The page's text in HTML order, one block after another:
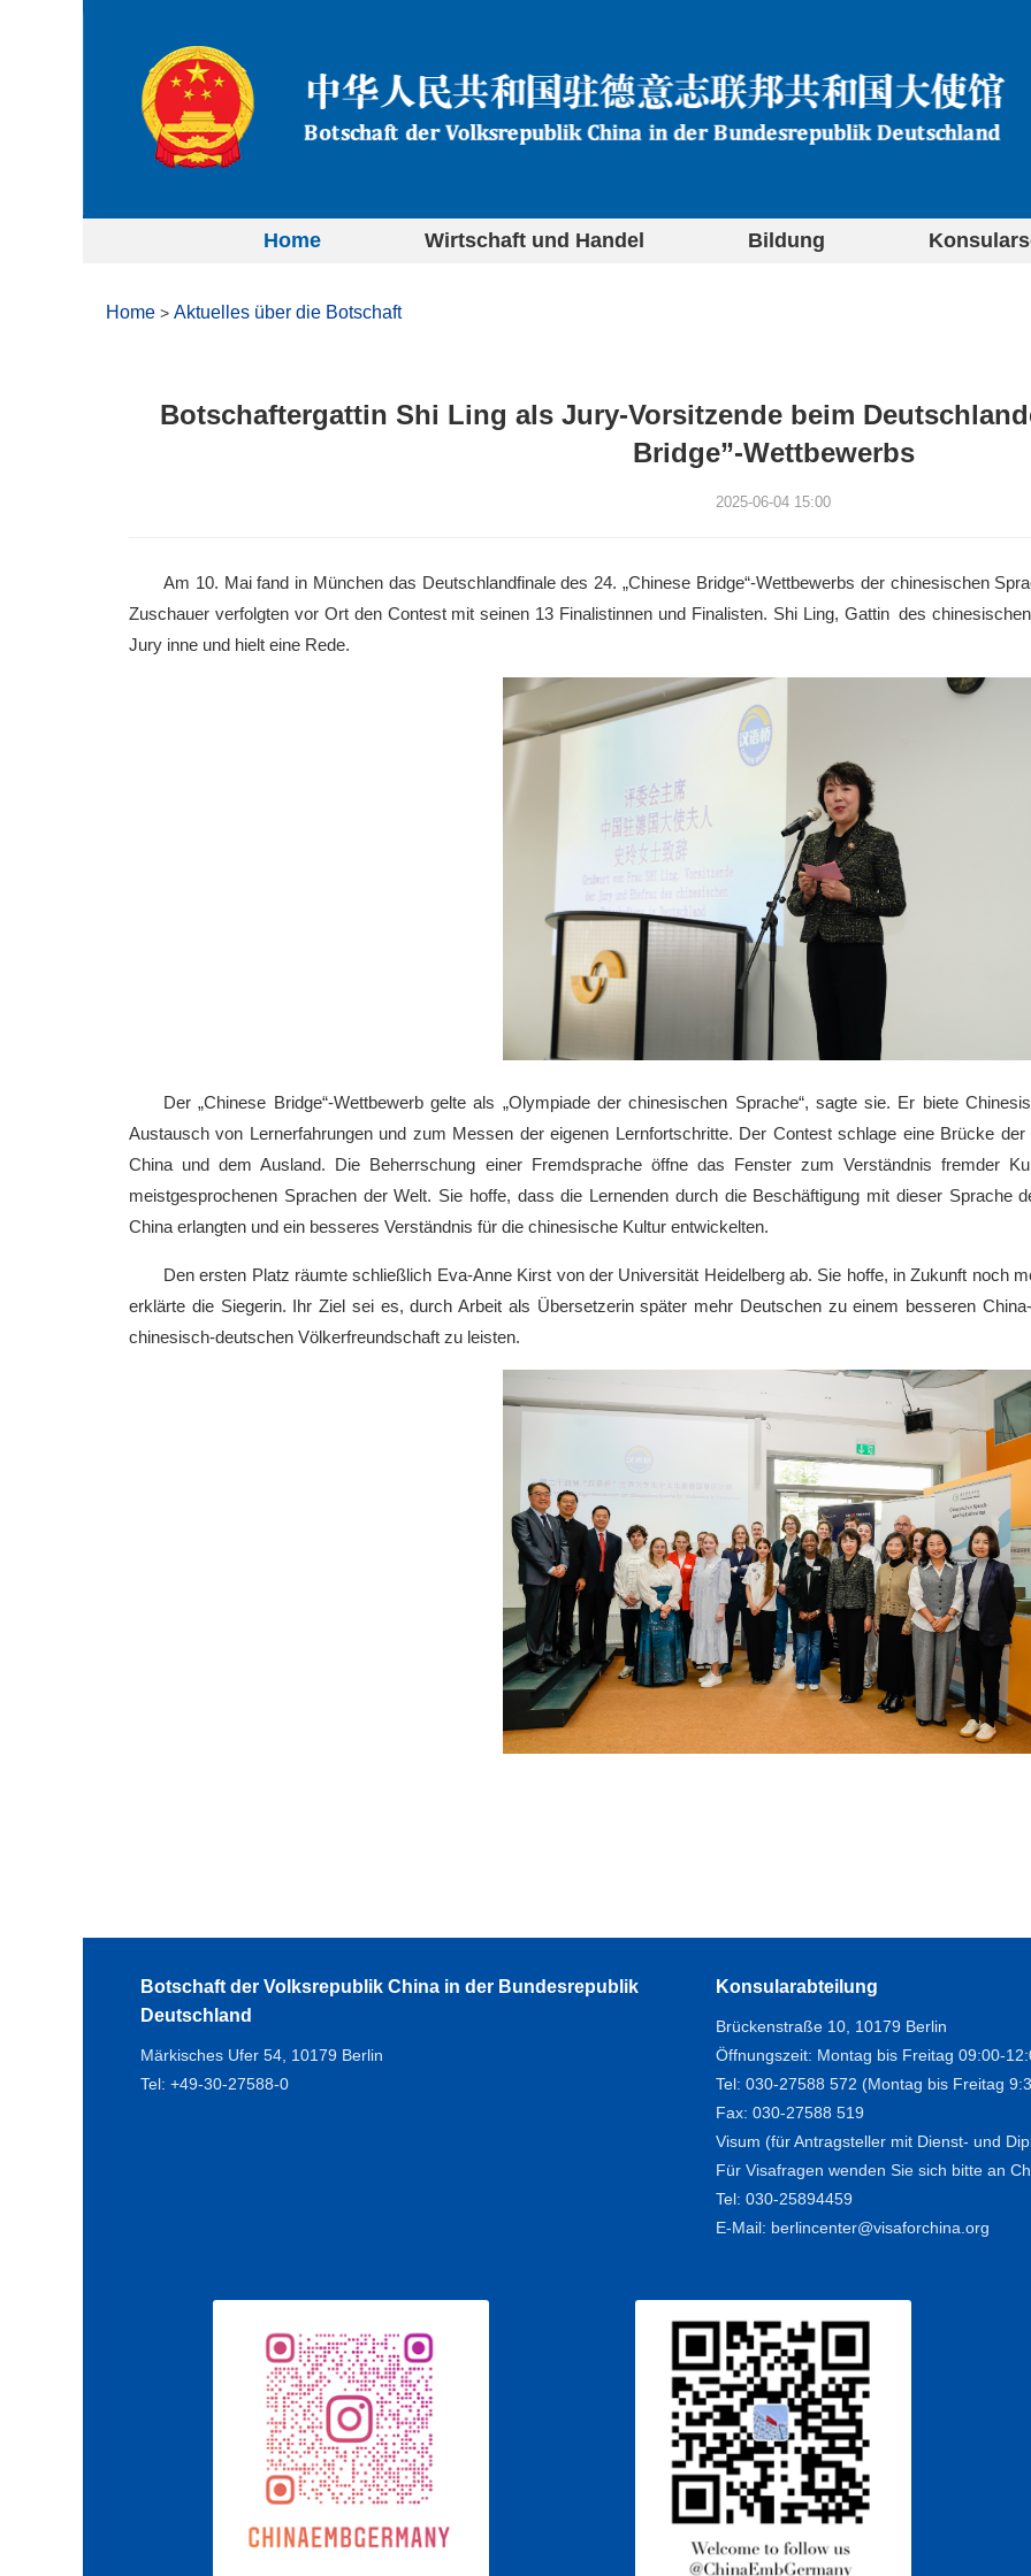
Home Wirtschaft und Handel Bildung
Home > Aktuelles über die Botschaft
Botschaftergattin Shi Ling als Jury-Vorsitzende beim
Bridge”-Wettbewerbs
2025-06-04 15:00
Am 10. Mai fand in München das Deutschlandfinale des 24. „Chinese Bridge“-Wettbewerbs der chinesischen
Zuschauer verfolgten vor Ort den Contest mit seinen 13 Finalistinnen und Finalisten. Shi Ling, Gattin des
Jury inne und hielt eine Rede.
Der „Chinese Bridge“-Wettbewerb gelte als „Olympiade der chinesischen Sprache“, sagte sie. Er biete
Austausch von Lernerfahrungen und zum Messen der eigenen Lernfortschritte. Der Contest schlage eine Brücke
China und dem Ausland. Die Beherrschung einer Fremdsprache öffne das Fenster zum Verständnis fremder
meistgesprochenen Sprachen der Welt. Sie hoffe, dass die Lernenden durch die Beschäftigung mit dieser Sprache
China erlangten und ein besseres Verständnis für die chinesische Kultur entwickelten.
Den ersten Platz räumte schließlich Eva-Anne Kirst von der Universität Heidelberg ab. Sie hoffe, in Zukunft noch
erklärte die Siegerin. Ihr Ziel sei es, durch Arbeit als Übersetzerin später mehr Deutschen zu einem besseren
chinesisch-deutschen Völkerfreundschaft zu leisten.
Botschaft der Volksrepublik China in der Bundesrepublik
Deutschland
Märkisches Ufer 54, 10179 Berlin
Tel: +49-30-27588-0
Konsularabteilung
Brückenstraße 10, 10179 Berlin
Öffnungszeit: Montag bis Freitag 09:00-
Tel: 030-27588 572 (Montag bis Freitag
Fax: 030-27588 519
Visum (für Antragsteller mit Dienst- und
Für Visafragen wenden Sie sich bitte an
Tel: 030-25894459
E-Mail: berlincenter@visaforchina.org